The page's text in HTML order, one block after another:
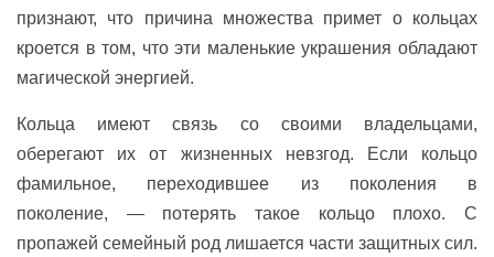
признают, что причина множества примет о кольцах
кроется в том, что эти маленькие украшения обладают
магической энергией.
Кольца имеют связь со своими владельцами,
оберегают их от жизненных невзгод. Если кольцо
фамильное, переходившее из поколения в
поколение, — потерять такое кольцо плохо. С
пропажей семейный род лишается части защитных сил.